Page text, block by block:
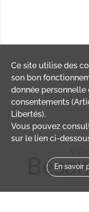
Ce site utilise des
son bon
donnée
consentements
Libertés).
Vous pouvez
sur le lien ci-
En savoir